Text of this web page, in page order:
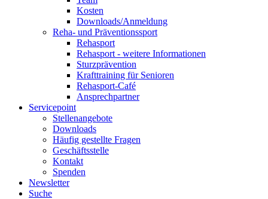
Kosten
Downloads/Anmeldung
Reha- und Präventionssport
Rehasport
Rehasport - weitere Informationen
Sturzprävention
Krafttraining für Senioren
Rehasport-Café
Ansprechpartner
Servicepoint
Stellenangebote
Downloads
Häufig gestellte Fragen
Geschäftsstelle
Kontakt
Spenden
Newsletter
Suche